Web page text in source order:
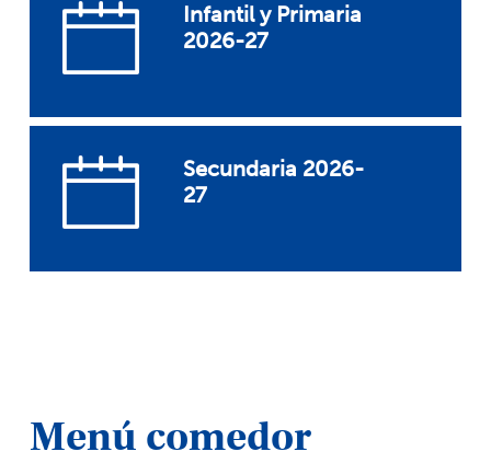
Infantil y Primaria
2026-27
Secundaria 2026-
27
Menú comedor